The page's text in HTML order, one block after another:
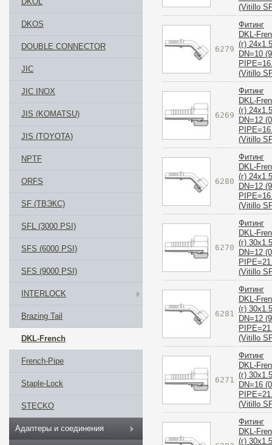
(Vitillo
6279
Фитинг
DKL-
(г) 24x1.5
DN=10
(Vitillo
6269
Фитинг
DKL-
(г) 24x1.5
DN=12
(Vitillo
6280
Фитинг
DKL-
(г) 24x1.5
DN=12
(Vitillo
6270
Фитинг
DKL-
(г) 30x1.5
DN=12
(Vitillo
6281
Фитинг
DKL-
(г) 30x1.5
DN=12
(Vitillo
6271
Фитинг
DKL-
(г) 30x1.5
DN=16
(Vitillo
Фитинг
DKL-
(г) 30x1.5
DKOS
DOUBLE CONNECTOR
JIC
JIC INOX
JIS (KOMATSU)
JIS (TOYOTA)
NPTF
ORFS
SF (ТВЭКС)
SFL (3000 PSI)
SFS (6000 PSI)
SFS (9000 PSI)
INTERLOCK
Brazing Tail
DKL-French
French-Pipe
Staple-Lock
STECKO
Адаптеры и соединения